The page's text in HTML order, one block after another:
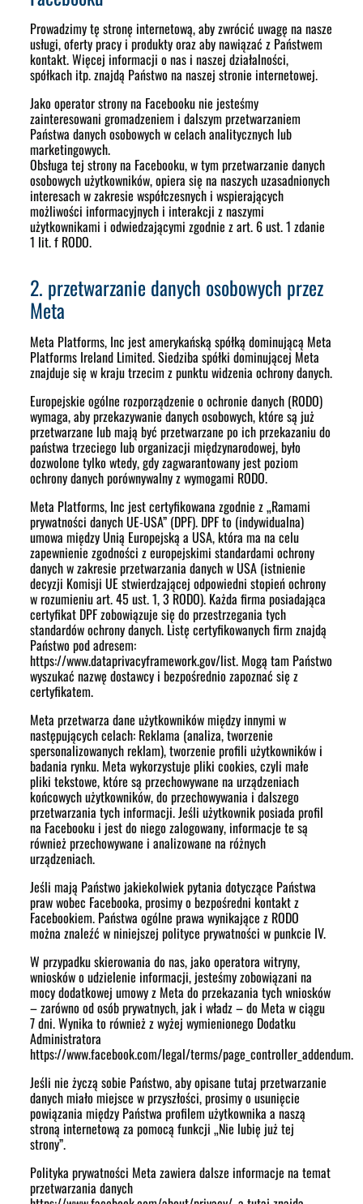
Prowadzimy tę stronę internetową, aby zwrócić uwagę na nasze
usługi, oferty pracy i produkty oraz aby nawiązać z Państwem
kontakt. Więcej informacji o nas i naszej działalności,
spółkach itp. znajdą Państwo na naszej stronie internetowej.
Jako operator strony na Facebooku nie jesteśmy
zainteresowani gromadzeniem i dalszym przetwarzaniem
Państwa danych osobowych w celach analitycznych lub
marketingowych.
Obsługa tej strony na Facebooku, w tym przetwarzanie danych
osobowych użytkowników, opiera się na naszych uzasadnionych
interesach w zakresie współczesnych i wspierających
możliwości informacyjnych i interakcji z naszymi
użytkownikami i odwiedzającymi zgodnie z art. 6 ust. 1 zdanie
1 lit. f RODO.
2. przetwarzanie danych osobowych przez
Meta
Meta Platforms, Inc jest amerykańską spółką dominującą Meta
Platforms Ireland Limited. Siedziba spółki dominującej Meta
znajduje się w kraju trzecim z punktu widzenia ochrony danych.
Europejskie ogólne rozporządzenie o ochronie danych (RODO)
wymaga, aby przekazywanie danych osobowych, które są już
przetwarzane lub mają być przetwarzane po ich przekazaniu do
państwa trzeciego lub organizacji międzynarodowej, było
dozwolone tylko wtedy, gdy zagwarantowany jest poziom
ochrony danych porównywalny z wymogami RODO.
Meta Platforms, Inc jest certyfikowana zgodnie z „Ramami
prywatności danych UE-USA” (DPF). DPF to (indywidualna)
umowa między Unią Europejską a USA, która ma na celu
zapewnienie zgodności z europejskimi standardami ochrony
danych w zakresie przetwarzania danych w USA (istnienie
decyzji Komisji UE stwierdzającej odpowiedni stopień ochrony
w rozumieniu art. 45 ust. 1, 3 RODO). Każda firma posiadająca
certyfikat DPF zobowiązuje się do przestrzegania tych
standardów ochrony danych. Listę certyfikowanych firm znajdą
Państwo pod adresem:
https://www.dataprivacyframework.gov/list. Mogą tam Państwo
wyszukać nazwę dostawcy i bezpośrednio zapoznać się z
certyfikatem.
Meta przetwarza dane użytkowników między innymi w
następujących celach: Reklama (analiza, tworzenie
spersonalizowanych reklam), tworzenie profili użytkowników i
badania rynku. Meta wykorzystuje pliki cookies, czyli małe
pliki tekstowe, które są przechowywane na urządzeniach
końcowych użytkowników, do przechowywania i dalszego
przetwarzania tych informacji. Jeśli użytkownik posiada profil
na Facebooku i jest do niego zalogowany, informacje te są
również przechowywane i analizowane na różnych
urządzeniach.
Jeśli mają Państwo jakiekolwiek pytania dotyczące Państwa
praw wobec Facebooka, prosimy o bezpośredni kontakt z
Facebookiem. Państwa ogólne prawa wynikające z RODO
można znaleźć w niniejszej polityce prywatności w punkcie IV.
W przypadku skierowania do nas, jako operatora witryny,
wniosków o udzielenie informacji, jesteśmy zobowiązani na
mocy dodatkowej umowy z Meta do przekazania tych wniosków
– zarówno od osób prywatnych, jak i władz – do Meta w ciągu
7 dni. Wynika to również z wyżej wymienionego Dodatku
Administratora
https://www.facebook.com/legal/terms/page_controller_addendum.
Jeśli nie życzą sobie Państwo, aby opisane tutaj przetwarzanie
danych miało miejsce w przyszłości, prosimy o usunięcie
powiązania między Państwa profilem użytkownika a naszą
stroną internetową za pomocą funkcji „Nie lubię już tej
strony”.
Polityka prywatności Meta zawiera dalsze informacje na temat
przetwarzania danych